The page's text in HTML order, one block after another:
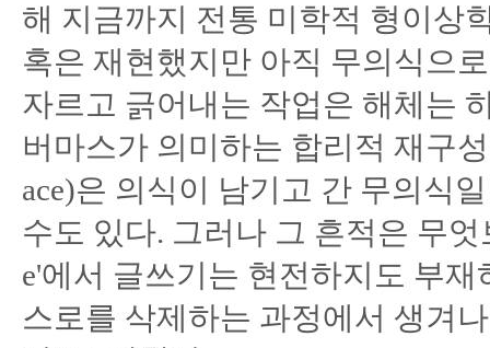
해 지금까지 전통 미학적 형이상
혹은 재현했지만 아직 무의식으
자르고 긁어내는 작업은 해체는
버마스가 의미하는 합리적 재구
ace)은 의식이 남기고 간 무의식
수도 있다. 그러나 그 흔적은 무엇
e'에서 글쓰기는 현전하지도 부
스로를 삭제하는 과정에서 생겨